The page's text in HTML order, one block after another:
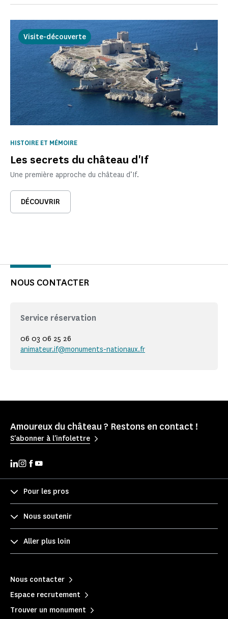
Visite-découverte
Les secrets du château d'If
HISTOIRE ET MÉMOIRE
Une première approche du château d’If.
DÉCOUVRIR
NOUS CONTACTER
Service réservation
06 03 06 25 26
animateur.if@monuments-nationaux.fr
Amoureux du château ? Restons en contact !
S'abonner à l'infolettre
Pour les pros
Nous soutenir
Aller plus loin
Nous contacter
Espace recrutement
Trouver un monument